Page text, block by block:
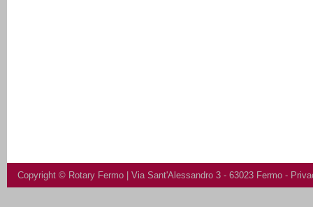
Copyright © Rotary Fermo | Via Sant'Alessandro 3 - 63023 Fermo -